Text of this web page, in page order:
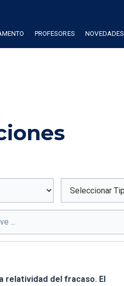
PROFESORES NOVEDADES
relatividad del fracaso. El